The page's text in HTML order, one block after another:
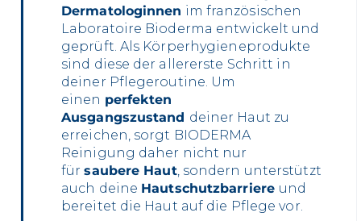
Dermatologinnen im französischen
Laboratoire Bioderma entwickelt und
geprüft. Als Körperhygieneprodukte
sind diese der allererste Schritt in
deiner Pflegeroutine. Um
einen perfekten
Ausgangszustand deiner Haut zu
erreichen, sorgt BIODERMA
Reinigung daher nicht nur
fürsaubere Haut, sondern unterstützt
auch deine Hautschutzbarriere und
bereitet die Haut auf die Pflege vor.